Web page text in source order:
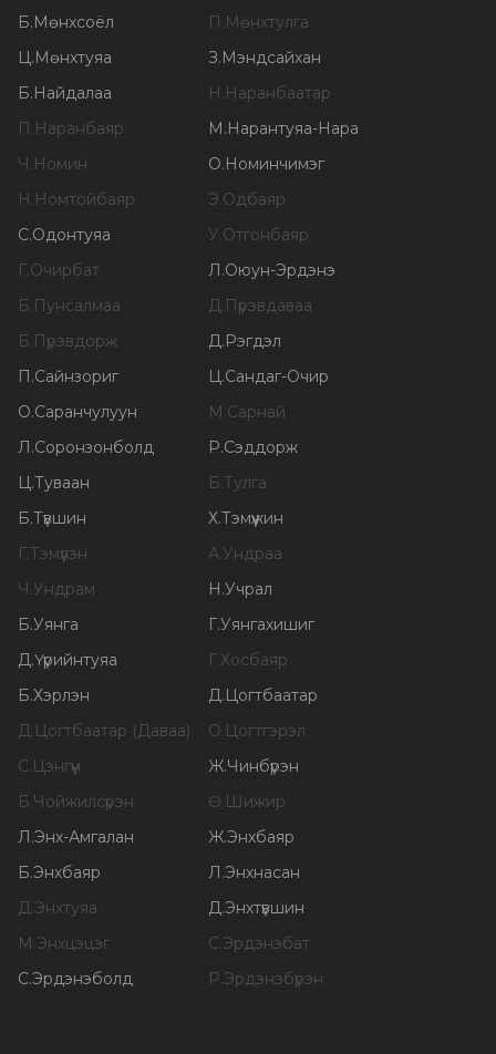
Б. Мөнхсоёл П . Мөнхтулга
Ц. Мөнхтуяа З. Мэндсайхан
Б. Найдалаа Н . Наранбаатар
П . Наранбаяр М . Нарантуяа-Нара
Ч . Номин О. Номинчимэг
Н . Номтойбаяр Э.Одбаяр
С.Одонтуяа У.Отгонбаяр
Г.Очирбат Л .Оюун-Эрдэнэ
Б. Пунсалмаа Д. Пүрэвдаваа
Б. Пүрэвдорж Д. Рэгдэл
П .Сайнзориг Ц.Сандаг-Очир
О.Саранчулуун М .Сарнай
Л .Соронзонболд Р.Сэддорж
Ц.Туваан Б.Тулга
Б.Түвшин Х.Тэмүүжин
Г.Тэмүүлэн А.Ундраа
Ч .Ундрам Н .Учрал
Б.Уянга Г.Уянгахишиг
Д.Үүрийнтуяа Г.Хосбаяр
Б.Хэрлэн Д. Цогтбаатар
Д. Цогтбаатар (Даваа) О. Цогтгэрэл
С. Цэнгүүн Ж.Чинбүрэн
Б.Чойжилсүрэн Ө. Шижир
Л .Энх-Амгалан Ж.Энхбаяр
Б.Энхбаяр Л .Энхнасан
Д.Энхтуяа Д.Энхтүвшин
М .Энхцэцэг С.Эрдэнэбат
С.Эрдэнэболд Р.Эрдэнэбүрэн